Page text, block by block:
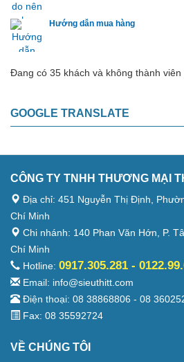
Hướng dẫn mua hàng
Đang có 35 khách và không thành viên
GOOGLE TRANSLATE
CÔNG TY TNHH THƯƠNG MẠI
Địa chỉ: 451 Nguyễn Thị Định,
Chí Minh
Chi nhánh: 140 Phan Văn Hớn, P.
Chí Minh
Hotline: 0917.305.281 -
Email: info@sieuthitt.com
Điện thoại: 08 38868806 - 08
Fax: 08 35592724
VỀ CHÚNG TÔI